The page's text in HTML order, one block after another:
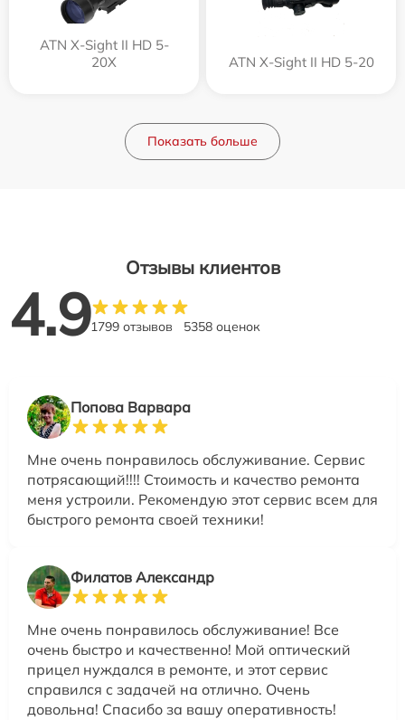
ATN X-Sight II HD 5-
20X
ATN X-Sight II HD 5-20
Показать больше
Отзывы клиентов
4.91799 отзывов 5358 оценок
Попова Варвара
Мне очень понравилось обслуживание. Сервис
потрясающий!!!! Стоимость и качество ремонта
меня устроили. Рекомендую этот сервис всем для
быстрого ремонта своей техники!
Филатов Александр
Мне очень понравилось обслуживание! Все
очень быстро и качественно! Мой оптический
прицел нуждался в ремонте, и этот сервис
справился с задачей на отлично. Очень
довольна! Спасибо за вашу оперативность!